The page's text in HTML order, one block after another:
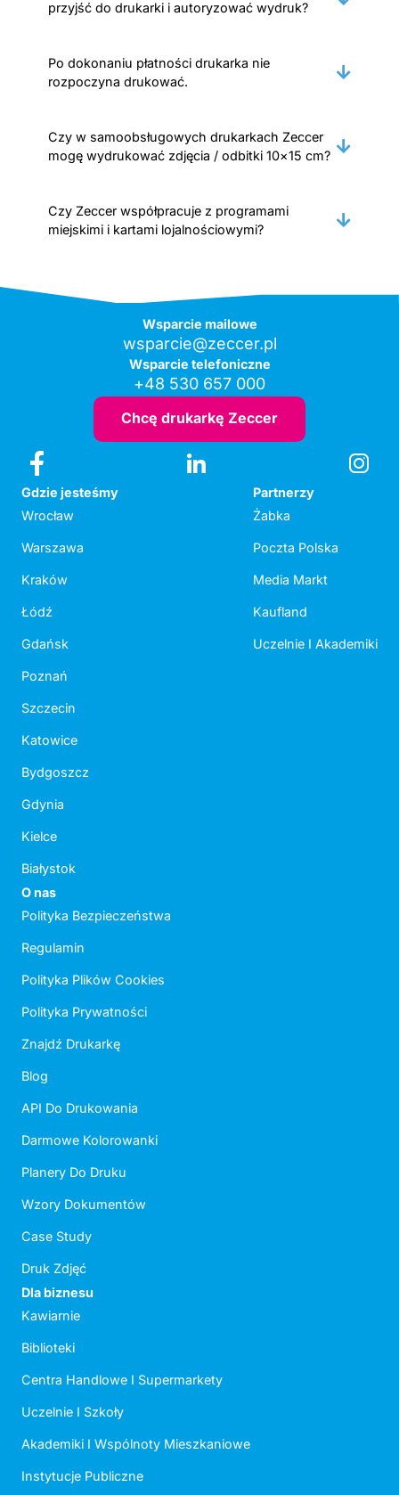
przyjść do drukarki i autoryzować wydruk?
Po dokonaniu płatności drukarka nie
rozpoczyna drukować.
Czy w samoobsługowych drukarkach Zeccer
mogę wydrukować zdjęcia / odbitki 10×15 cm?
Czy Zeccer współpracuje z programami
miejskimi i kartami lojalnościowymi?
Wsparcie mailowe
wsparcie@zeccer.pl
Wsparcie telefoniczne
+48 530 657 000
Chcę drukarkę Zeccer
Gdzie jesteśmy
Wrocław
Warszawa
Kraków
Łódź
Gdańsk
Poznań
Szczecin
Katowice
Bydgoszcz
Gdynia
Kielce
Białystok
Partnerzy
Żabka
Poczta Polska
Media Markt
Kaufland
Uczelnie I Akademiki
O nas
Polityka Bezpieczeństwa
Regulamin
Polityka Plików Cookies
Polityka Prywatności
Znajdź Drukarkę
Blog
API Do Drukowania
Darmowe Kolorowanki
Planery Do Druku
Wzory Dokumentów
Case Study
Druk Zdjęć
Dla biznesu
Kawiarnie
Biblioteki
Centra Handlowe I Supermarkety
Uczelnie I Szkoły
Akademiki I Wspólnoty Mieszkaniowe
Instytucje Publiczne